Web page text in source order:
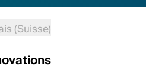
(Suisse)